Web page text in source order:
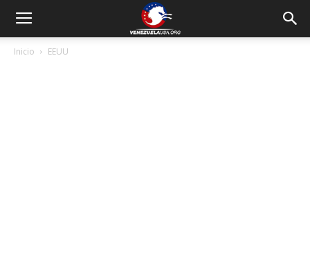
Inicio EEUU